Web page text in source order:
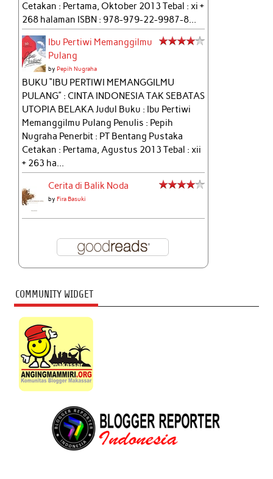
Cetakan : Pertama, Oktober 2013 Tebal : xi +
268 halaman ISBN : 978-979-22-9987-8...
Ibu Pertiwi Memanggilmu
Pulang
byPepih Nugraha
BUKU “IBU PERTIWI MEMANGGILMU
PULANG” : CINTA INDONESIA TAK SEBATAS
UTOPIA BELAKA Judul Buku : Ibu Pertiwi
Memanggilmu Pulang Penulis : Pepih
Nugraha Penerbit : PT Bentang Pustaka
Cetakan : Pertama, Agustus 2013 Tebal : xii
+ 263 ha...
Cerita di Balik Noda
byFira Basuki
COMMUNITY WIDGET